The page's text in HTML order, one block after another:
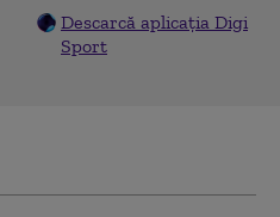
Descarcă aplicația Digi
Sport